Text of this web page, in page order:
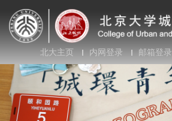
北大主页 内网登录 邮箱登录